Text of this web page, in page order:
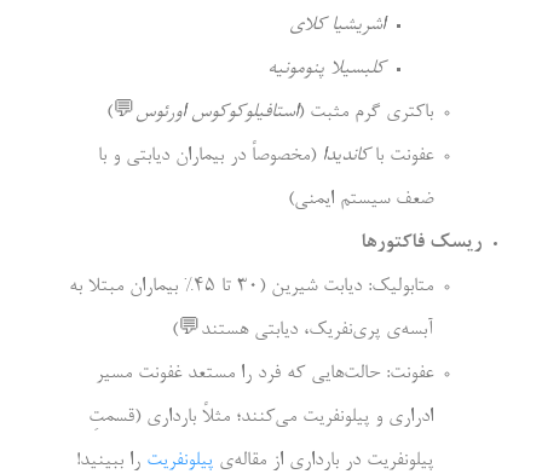
اشریشیا کلای
کلبسیلا پنومونیه
باکتری گرم مثبت (استافیلوکوکوس اورئوس💬
)
عفونت با کاندیدا (مخصوصاً در بیماران دیابتی و با
ضعف سیستم ایمنی)
ریسک فاکتورها
متابولیک: دیابت شیرین (30 تا 45% بیماران مبتلا به
آبسه‌ی پری‌نفریک، دیابتی هستند💬
)
عفونت: حالت­‌هایی که فرد را مستعد غفونت مسیر
ادراری و پیلونفریت می­‌کنند؛ مثلاً بارداری (قسمتِ
پیلونفریت در بارداری از مقاله‌ی پیلونفریت را ببینید!